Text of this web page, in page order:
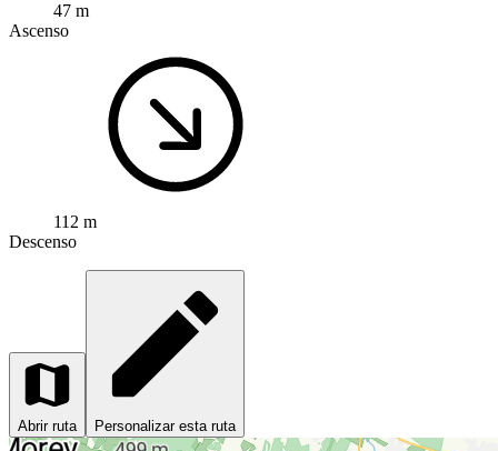
47 m
Ascenso
112 m
Descenso
Abrir ruta Personalizar esta ruta